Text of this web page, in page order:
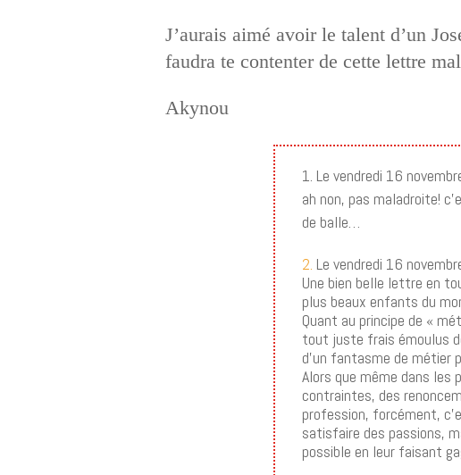
J’aurais aimé avoir le talent d’un
faudra te contenter de cette lettre
Akynou
Le vendredi 16
ah non, pas maladroite!
de balle…
2. Le vendredi 16
Une bien belle lettre en
plus beaux enfants du
Quant au principe de «
tout juste frais émoulus
d’un fantasme de métier
Alors que même dans les
contraintes, des
profession, forcément,
satisfaire des passions,
possible en leur faisant